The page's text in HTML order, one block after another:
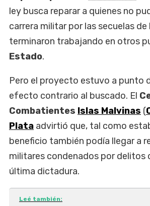
ley busca reparar a quienes no
carrera militar por las secuelas de
terminaron trabajando en otros
Estado.
Pero el proyecto estuvo a punto
efecto contrario al buscado. El
Combatientes Islas Malvinas (
Plata advirtió que, tal como
beneficio también podía llegar a
militares condenados por delitos
última dictadura.
Leé también: